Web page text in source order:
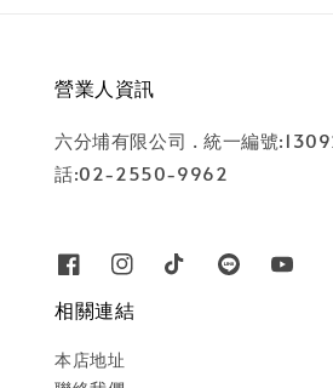
營業人資訊
六分埔有限公司 . 統一編號
話:02-2550-9962
相關連結
本店地址